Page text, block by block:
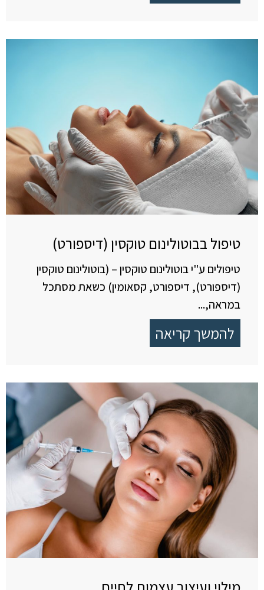
טיפול בבוטולינום טוקסין (דיספורט)
טיפולים ע"י בוטולינום טוקסין – (בוטולינום טוקסין
(דיספורט), דיספורט, קסאומין) כשאת מסתכל
במראה,...
להמשך קריאה